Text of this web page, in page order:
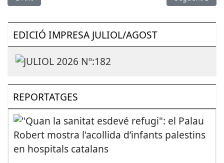
EDICIÓ IMPRESA JULIOL/AGOST
REPORTATGES